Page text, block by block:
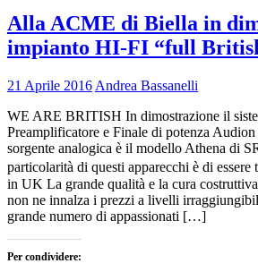
Alla ACME di Biella in
impianto HI-FI “full
21 Aprile 2016 Andrea Bassanelli
WE ARE BRITISH In dimostrazione il
Preamplificatore e Finale di potenza
sorgente analogica è il modello Athena di
particolarità di questi apparecchi è di
in UK La grande qualità e la cura
non ne innalza i prezzi a livelli
grande numero di appassionati […]
Per condividere: